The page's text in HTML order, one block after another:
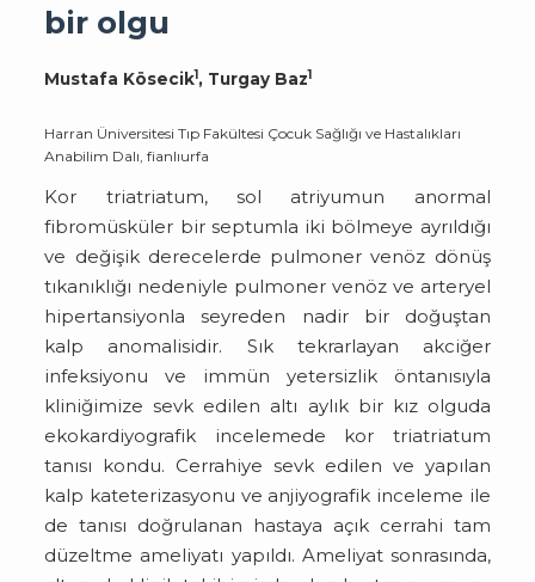
bir olgu
Mustafa Kösecik1, Turgay Baz1
Harran Üniversitesi Tıp Fakültesi Çocuk Sağlığı ve Hastalıkları
Anabilim Dalı, fianlıurfa
Kor triatriatum, sol atriyumun anormal
fibromüsküler bir septumla iki bölmeye ayrıldığı
ve değişik derecelerde pulmoner venöz dönüş
tıkanıklığı nedeniyle pulmoner venöz ve arteryel
hipertansiyonla seyreden nadir bir doğuştan
kalp anomalisidir. Sık tekrarlayan akciğer
infeksiyonu ve immün yetersizlik öntanısıyla
kliniğimize sevk edilen altı aylık bir kız olguda
ekokardiyografik incelemede kor triatriatum
tanısı kondu. Cerrahiye sevk edilen ve yapılan
kalp kateterizasyonu ve anjiyografik inceleme ile
de tanısı doğrulanan hastaya açık cerrahi tam
düzeltme ameliyatı yapıldı. Ameliyat sonrasında,